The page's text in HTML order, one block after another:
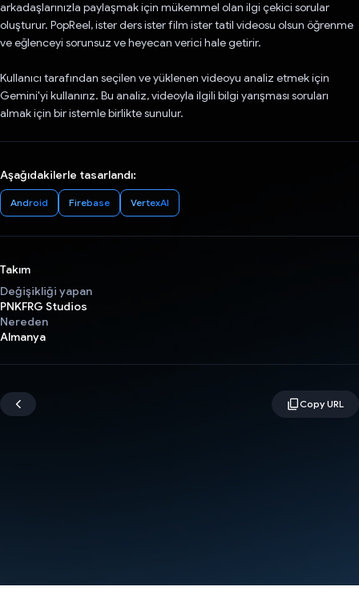
arkadaşlarınızla paylaşmak için mükemmel olan ilgi çekici sorular
oluşturur. PopReel, ister ders ister film ister tatil videosu olsun öğrenme
ve eğlenceyi sorunsuz ve heyecan verici hale getirir.
Kullanıcı tarafından seçilen ve yüklenen videoyu analiz etmek için
Gemini'yi kullanırız. Bu analiz, videoyla ilgili bilgi yarışması soruları
almak için bir istemle birlikte sunulur.
Aşağıdakilerle tasarlandı:
Android Firebase VertexAI
Takım
Değişikliği yapan
PNKFRG Studios
Nereden
Almanya